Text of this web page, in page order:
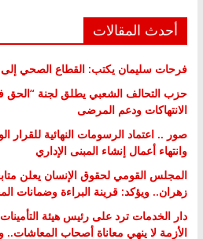
أحدث المقالات
فرحات سليمان يكتب: القطاع الصحي إلى
حزب التحالف الشعبي يطلق لجنة “الحق
الانتهاكات ودعم المرضى
صور .. اعتماد الرسومات النهائية للقرار
وانتهاء أعمال إنشاء المبنى الإداري
المجلس القومي لحقوق الإنسان يعلن
زهران.. ويؤكد: قرينة البراءة وضمانات
دار الخدمات ترد على رئيس هيئة
الأزمة لا ينهي معاناة أصحاب